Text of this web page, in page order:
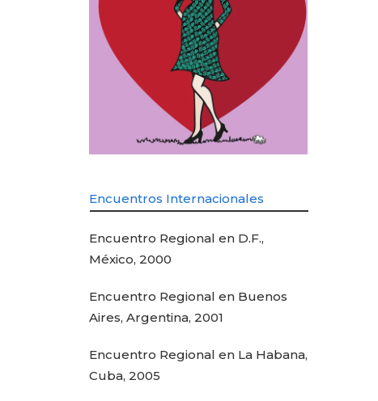
Encuentros Internacionales
Encuentro Regional en D.F.,
México, 2000
Encuentro Regional en Buenos
Aires, Argentina, 2001
Encuentro Regional en La Habana,
Cuba, 2005